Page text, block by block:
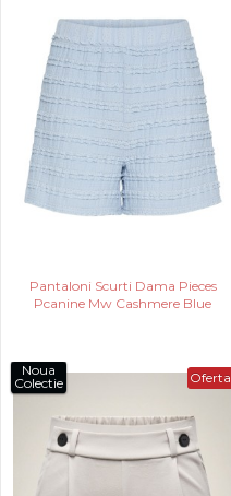
Pantaloni Scurti Dama Pieces
Pcanine Mw Cashmere Blue
Oferta
Noua
Colectie